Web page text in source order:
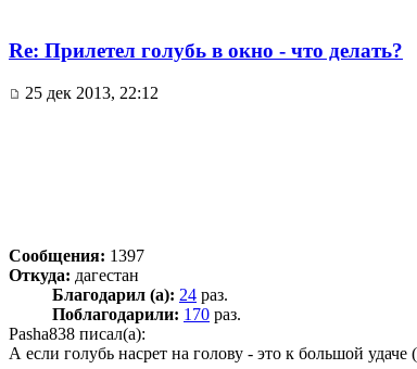
Re: Прилетел голубь в окно - что делать?
25 дек 2013, 22:12
Сообщения: 1397
Откуда: дагестан
Благодарил (а): 24 раз.
Поблагодарили: 170 раз.
Pasha838 писал(а):
А если голубь насрет на голову - это к большой удаче